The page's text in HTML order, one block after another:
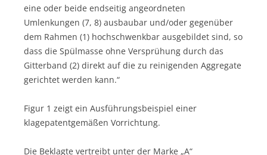
eine oder beide endseitig angeordneten
Umlenkungen (7, 8) ausbaubar und/oder gegenüber
dem Rahmen (1) hochschwenkbar ausgebildet sind, so
dass die Spülmasse ohne Versprühung durch das
Gitterband (2) direkt auf die zu reinigenden Aggregate
gerichtet werden kann.“
Figur 1 zeigt ein Ausführungsbeispiel einer
klagepatentgemäßen Vorrichtung.
Die Beklagte vertreibt unter der Marke „A“